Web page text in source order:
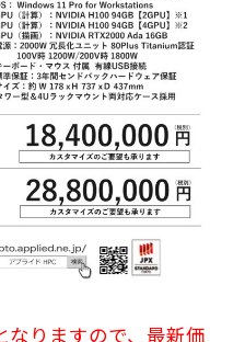
りますので、最新価